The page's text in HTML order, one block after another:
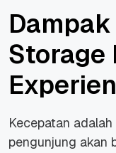
Storage
Kecepatan
pengunjung akan